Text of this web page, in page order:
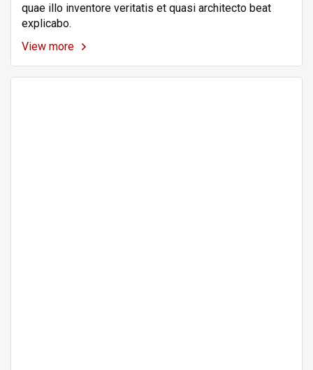
quae illo inventore veritatis et quasi architecto beat
explicabo.
View more